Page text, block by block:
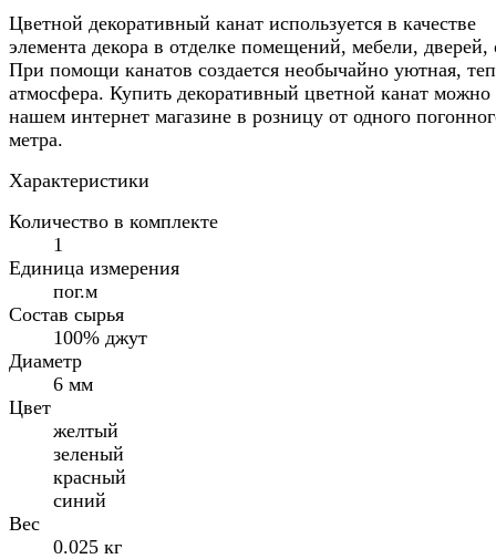
Цветной декоративный канат используется в качестве
элемента декора в отделке помещений, мебели, дверей,
При помощи канатов создается необычайно уютная,
атмосфера. Купить декоративный цветной канат можно
нашем интернет магазине в розницу от одного
метра.
Характеристики
Количество в комплекте
1
Единица измерения
пог.м
Состав сырья
100% джут
Диаметр
6 мм
Цвет
желтый
зеленый
красный
синий
Вес
0.025 кг